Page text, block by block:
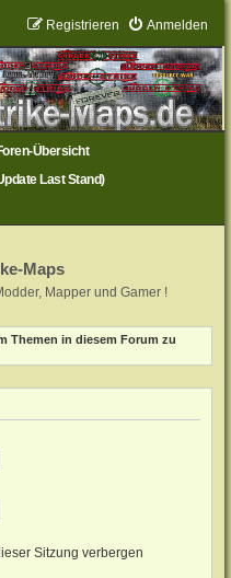
Anmelden
Registrieren
Übersicht
Last Stand)
Maps
Mapper und Gamer !
Themen in diesem Forum zu
Sitzung verbergen